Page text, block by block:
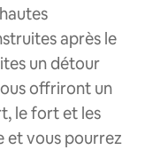
après le
un détour
offriront un
le fort et les
et vous pourrez